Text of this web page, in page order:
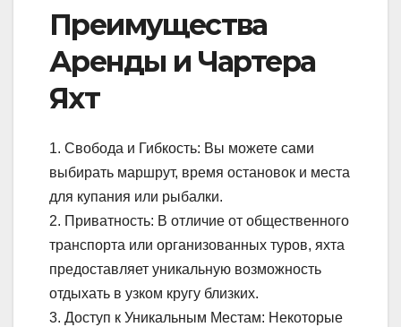
Преимущества
Аренды и Чартера
Яхт
1. Свобода и Гибкость: Вы можете сами
выбирать маршрут, время остановок и места
для купания или рыбалки.
2. Приватность: В отличие от общественного
транспорта или организованных туров, яхта
предоставляет уникальную возможность
отдыхать в узком кругу близких.
3. Доступ к Уникальным Местам: Некоторые